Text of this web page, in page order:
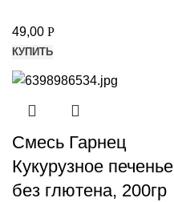
49,00 Р
КУПИТЬ
Смесь Гарнец
Кукурузное печенье
без глютена, 200гр